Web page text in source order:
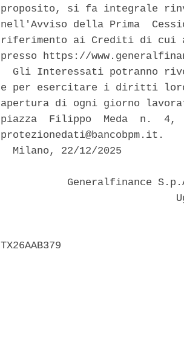
proposito, si fa integrale
nell'Avviso della Prima
riferimento ai Crediti di cui
presso https://
Gli Interessati potranno
e per esercitare i diritti
apertura di ogni giorno
piazza  Filippo  Meda  n.
protezionedati@bancobpm.it.
  Milano, 22/12/2025
Generalfinance